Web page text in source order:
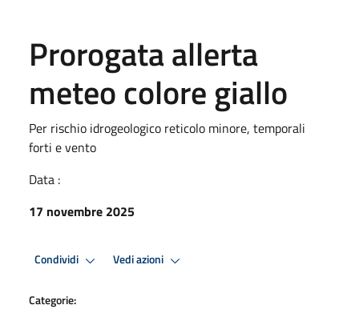
Prorogata allerta
meteo colore giallo
Per rischio idrogeologico reticolo minore, temporali
forti e vento
Data :
17 novembre 2025
Condividi Vedi azioni
Categorie: